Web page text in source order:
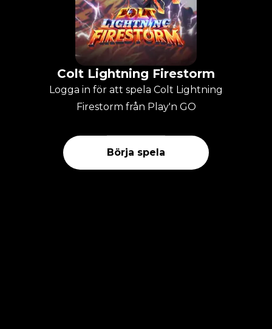
Colt Lightning Firestorm
Logga in för att spela Colt Lightning
Firestorm från Play'n GO
Börja spela